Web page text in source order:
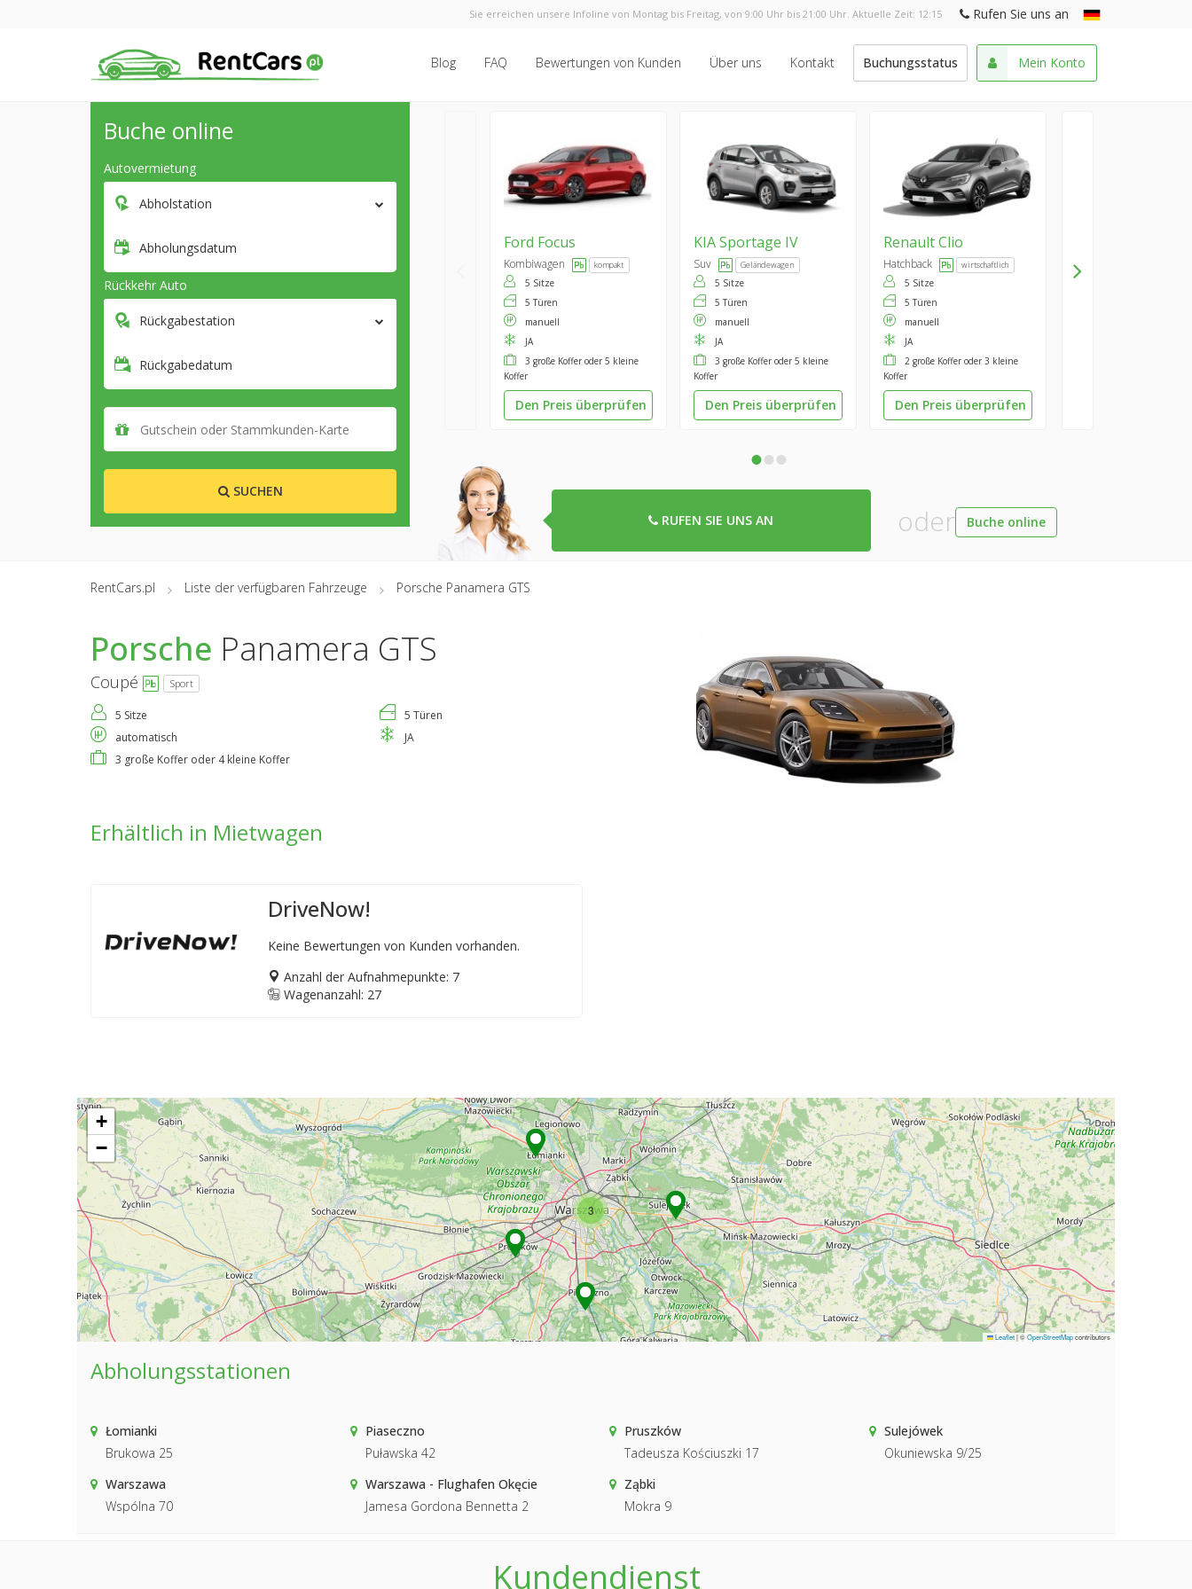
Sie erreichen unsere Infoline von Montag bis Freitag, von 9:00 Uhr bis 21:00 Uhr. Aktuelle Zeit: 12:15 Rufen Sie uns an
Blog FAQ Bewertungen von Kunden Über uns Kontakt Buchungsstatus Mein Konto
Buche online
Autovermietung
Abholstation
Abholungsdatum
Rückkehr Auto
Rückgabestation
Rückgabedatum
SUCHEN
Ford Focus
Kombiwagen kompakt
5 Sitze
5 Türen
manuell
JA
3 große Koffer oder 5 kleine
Koffer
Den Preis überprüfen
KIASportage IV
Suv Geländewagen
5 Sitze
5 Türen
manuell
JA
3 große Koffer oder 5 kleine
Koffer
Den Preis überprüfen
RenaultClio
Hatchback wirtschaftlich
5 Sitze
5 Türen
manuell
JA
2 große Koffer oder 3 kleine
Koffer
Den Preis überprüfen
•••
RUFEN SIE UNS AN oder Buche online
RentCars.pl Liste der verfügbaren Fahrzeuge Porsche Panamera GTS
Porsche Panamera GTS
Coupé Sport
5 Sitze
5 Türen
automatisch
JA
3 große Koffer oder 4 kleine Koffer
Erhältlich in Mietwagen
DriveNow!
Keine Bewertungen von Kunden vorhanden.
Anzahl der Aufnahmepunkte: 7
Wagenanzahl: 27
3
+
−
Leaflet|©OpenStreetMapcontributors
Abholungsstationen
Łomianki
Brukowa 25
Piaseczno
Puławska 42
Pruszków
Tadeusza Kościuszki 17
Sulejówek
Okuniewska 9/25
Warszawa
Wspólna 70
Warszawa - Flughafen Okęcie
Jamesa Gordona Bennetta 2
Ząbki
Mokra 9
Kundendienst